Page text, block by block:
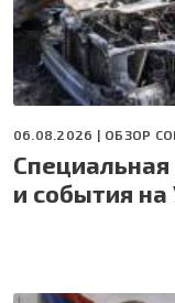
06.08.2026 | ОБЗОР
и события на